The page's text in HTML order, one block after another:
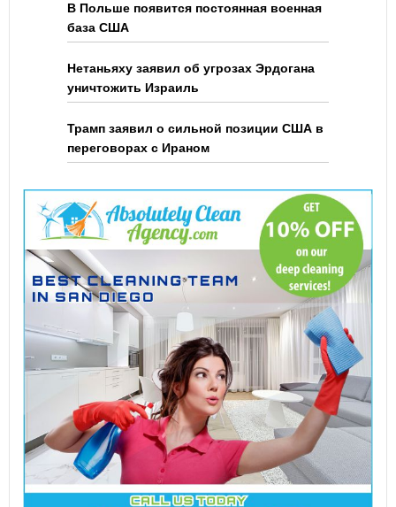
В Польше появится постоянная военная
база США
Нетаньяху заявил об угрозах Эрдогана
уничтожить Израиль
Трамп заявил о сильной позиции США в
переговорах с Ираном